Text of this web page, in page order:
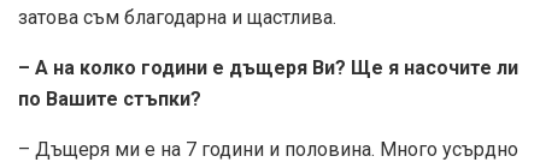
затова съм благодарна и щастлива.
– А на колко години е дъщеря Ви? Ще я насочите ли
по Вашите стъпки?
– Дъщеря ми е на 7 години и половина. Много усърдно